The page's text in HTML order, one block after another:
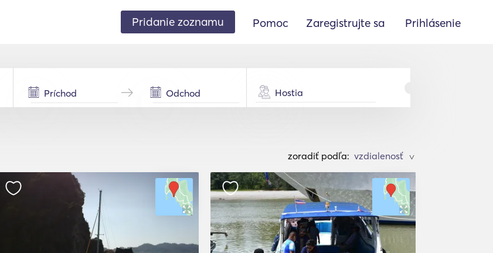
Pridanie zoznamu Pomoc Zaregistrujte sa Prihlásenie
Hostia
zoradiť podľa: >